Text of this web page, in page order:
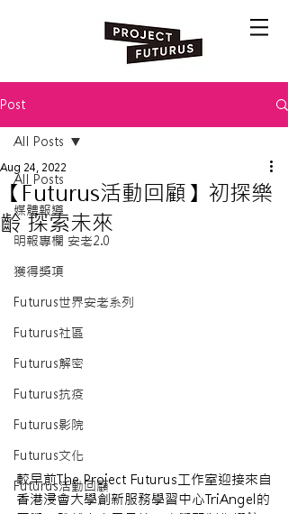
Post
All Posts
媒體報導
明報專欄 安老2.0
獲得獎項
Futurus世界安老系列
Futurus社區
Futurus解密
Futurus抗疫
Futurus影院
Futurus文化
Futurus活動回顧
All Posts
【Futurus活動回顧】初探樂
齡 探索未來
Aug 24, 2022
較早前The Project Futurus工作室迎接來自
香港浸會大學創新服務學習中心TriAngel的